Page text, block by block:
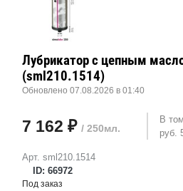
Арт. sml210.1514
ID: 66972
Лубрикатор с цепным
(sml210.1514)
Обновлено 07.08.2026 в 01:40
7 162 ₽ / 250мл.
В
руб.
Под заказ